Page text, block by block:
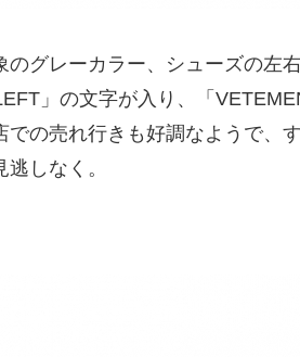
のグレーカラー、シューズの左
」の文字が入り、「
での売れ行きも好調なようで、
しなく。